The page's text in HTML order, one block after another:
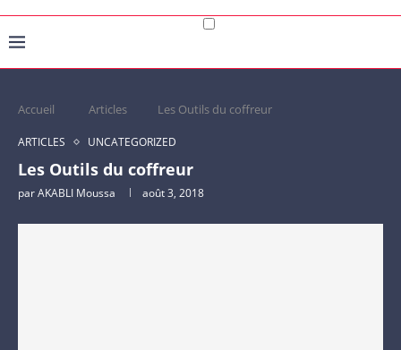
Accueil Articles Les Outils du coffreur
ARTICLES UNCATEGORIZED
Les Outils du coffreur
parAKABLI Moussa août 3, 2018